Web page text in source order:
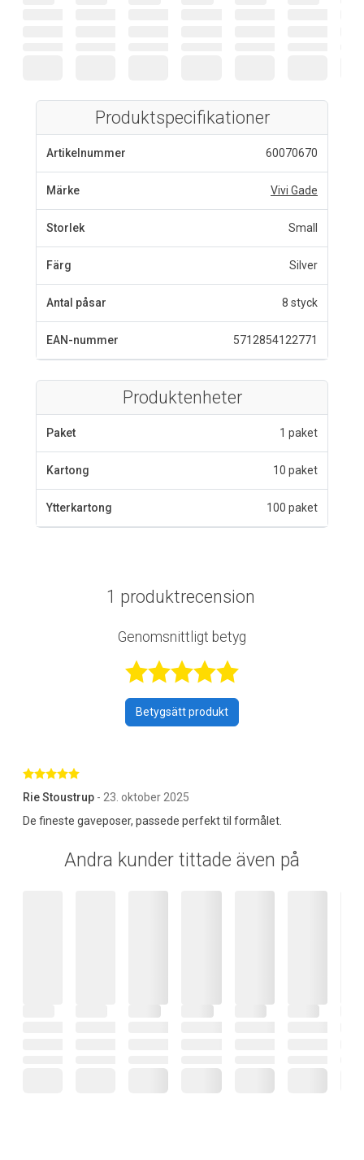
Produktspecifikationer
Artikelnummer 60070670
Märke Vivi Gade
Storlek Small
Färg Silver
Antal påsar 8 styck
EAN-nummer 5712854122771
Produktenheter
Paket 1 paket
Kartong 10 paket
Ytterkartong 100 paket
1 produktrecension
Genomsnittligt betyg
Betygsatt 5 av
Betygsätt produkt
Betygsatt 5 av 5 stjärnor
Rie Stoustrup - 23. oktober 2025
De fineste gaveposer, passede perfekt til formålet.
Andra kunder tittade även på